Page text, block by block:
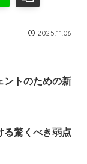
2025.11.06
ントのための新
る驚くべき弱点